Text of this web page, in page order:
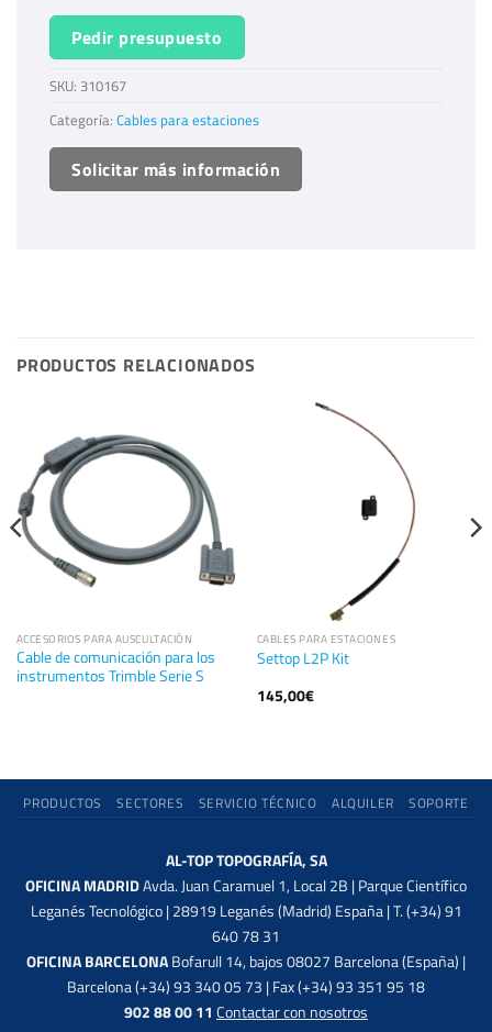
Pedir presupuesto
SKU: 310167
Categoría: Cables para estaciones
Solicitar más información
PRODUCTOS RELACIONADOS
ACCESORIOS PARA AUSCULTACIÓN
Cable de comunicación para los
instrumentos Trimble Serie S
CABLES PARA ESTACIONES
Settop L2P Kit
145,00€
PRODUCTOS SECTORES SERVICIO TÉCNICO ALQUILER SOPORTE
AL-TOP TOPOGRAFÍA, SA
OFICINA MADRIDAvda. Juan Caramuel 1, Local 2B | Parque Científico
Leganés Tecnológico | 28919 Leganés (Madrid) España | T. (+34) 91
640 78 31
OFICINA BARCELONABofarull 14, bajos 08027 Barcelona (España) |
Barcelona (+34) 93 340 05 73 | Fax (+34) 93 351 95 18
902 88 00 11 Contactar con nosotros